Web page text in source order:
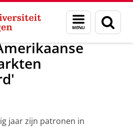
Menu
en
zoeken
Nieuwsberichten
jaar zijn patronen in